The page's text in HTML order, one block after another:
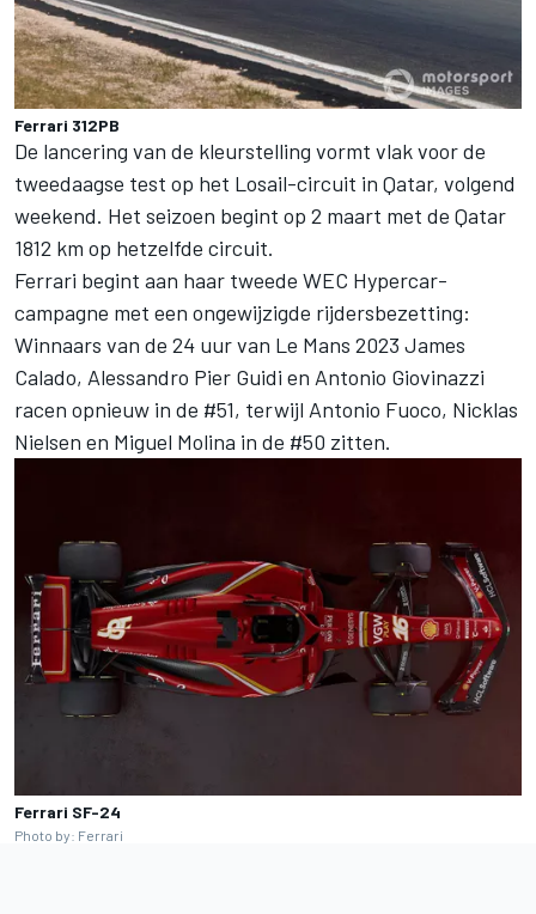
Ferrari 312PB
De lancering van de kleurstelling vormt vlak voor de
tweedaagse test op het Losail-circuit in Qatar, volgend
weekend. Het seizoen begint op 2 maart met de Qatar
1812 km op hetzelfde circuit.
Ferrari begint aan haar tweede WEC Hypercar-
campagne met een ongewijzigde rijdersbezetting:
Winnaars van de 24 uur van Le Mans 2023 James
Calado, Alessandro Pier Guidi en Antonio Giovinazzi
racen opnieuw in de #51, terwijl Antonio Fuoco, Nicklas
Nielsen en Miguel Molina in de #50 zitten.
Ferrari SF-24
Photo by: Ferrari